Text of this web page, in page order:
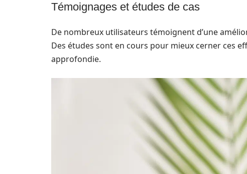
Témoignages et études de cas
De nombreux utilisateurs témoignent d’une
Des études sont en cours pour mieux cerner ces
approfondie.